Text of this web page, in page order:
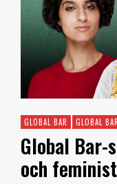
GLOBAL BAR GLOBAL
Global
och